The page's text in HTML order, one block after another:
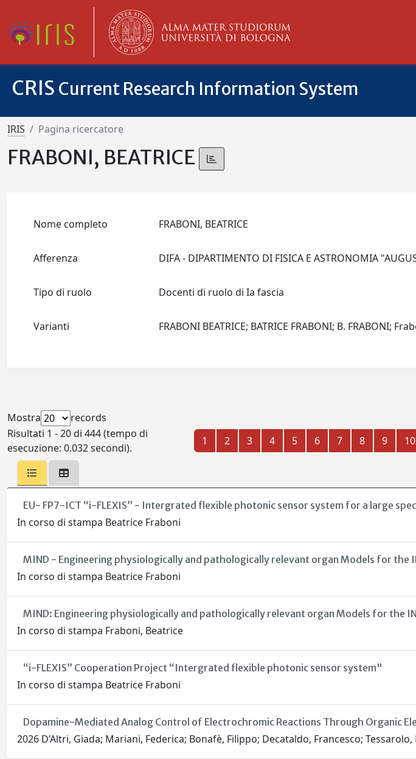
CRIS Current Research Information System
IRIS Pagina ricercatore
FRABONI, BEATRICE
Nome completo FRABONI, BEATRICE
Afferenza DIFA - DIPARTIMENTO DI FISICA E ASTRONOMIA
Tipo di ruolo Docenti di ruolo di Ia fascia
Varianti FRABONI BEATRICE; BATRICE FRABONI; B. FRABONI;
Mostra
records
Risultati 1 - 20 di 444 (tempo di
esecuzione: 0.032 secondi).
1 2 3 4 5 6 7 8 9 10
EU- FP7-ICT “i-FLEXIS” - Intergrated flexible photonic sensor system for a large
In corso di stampa Beatrice Fraboni
MIND - Engineering physiologically and pathologically relevant organ Models for the
In corso di stampa Beatrice Fraboni
MIND: Engineering physiologically and pathologically relevant organ Models for the
In corso di stampa Fraboni, Beatrice
“i-FLEXIS” Cooperation Project “Intergrated flexible photonic sensor system"
In corso di stampa Beatrice Fraboni
Dopamine-Mediated Analog Control of Electrochromic Reactions Through Organic
2026 D’Altri, Giada; Mariani, Federica; Bonafè, Filippo; Decataldo, Francesco;